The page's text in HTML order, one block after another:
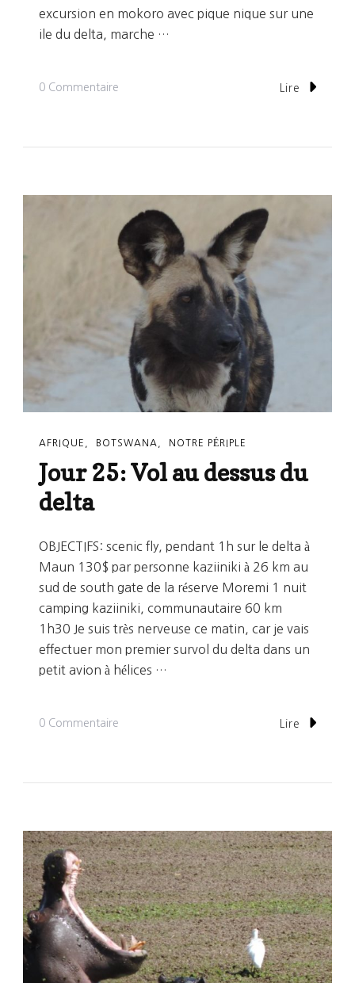
excursion en mokoro avec pique nique sur une
ile du delta, marche …
0 Commentaire
Okavango
En
Mokoro
Lire
AFRIQUE BOTSWANA NOTRE PÉRIPLE
Jour 25: Vol au dessus du
delta
OBJECTIFS: scenic fly, pendant 1h sur le delta à
Maun 130$ par personne kaziiniki à 26 km au
sud de south gate de la réserve Moremi 1 nuit
camping kaziiniki, communautaire 60 km
1h30 Je suis très nerveuse ce matin, car je vais
effectuer mon premier survol du delta dans un
petit avion à hélices …
0 Commentaire
Dessus
Du
Delta
Lire